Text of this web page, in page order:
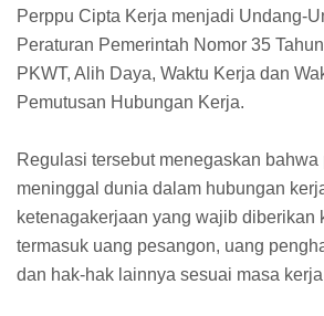
Perppu Cipta Kerja menjadi Undang-
Peraturan Pemerintah Nomor 35
PKWT, Alih Daya, Waktu Kerja dan
Pemutusan Hubungan Kerja.
Regulasi tersebut menegaskan bahwa
meninggal dunia dalam hubungan
ketenagakerjaan yang wajib diberikan
termasuk uang pesangon, uang
dan hak-hak lainnya sesuai masa